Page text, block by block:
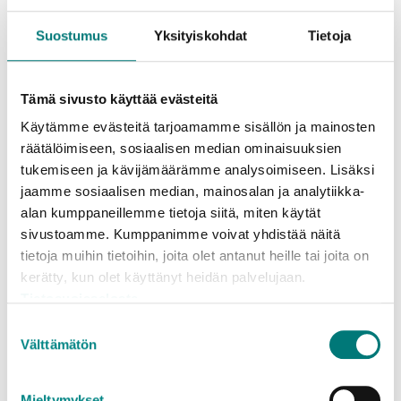
Suostumus Yksityiskohdat Tietoja
Tämä sivusto käyttää evästeitä
Käytämme evästeitä tarjoamamme sisällön ja mainosten
räätälöimiseen, sosiaalisen median ominaisuuksien
tukemiseen ja kävijämäärämme analysoimiseen. Lisäksi
jaamme sosiaalisen median, mainosalan ja analytiikka-
alan kumppaneillemme tietoja siitä, miten käytät
sivustoamme. Kumppanimme voivat yhdistää näitä
tietoja muihin tietoihin, joita olet antanut heille tai joita on
kerätty, kun olet käyttänyt heidän palvelujaan.
valinta
Välttämätön
järkevää kasvihuonekaasupäästöjen valossa.
Monilokerokeräyksessä syntyviä päästöjä verrattiin
järjestelmään, jossa pientaloasujilta kerätään kotoa
vain sekajäte ja asiakkaat vievät itse lajittelemansa
hyötyjätteet ekopisteille. Laskelmat vahvistivat, että
monilokerokokeilun kasvihuonekaasupäästöt olivat
hieman pienemmät kuin verrokkijärjestelmässä.
Asiakasmäärästä ja keräyslogistiikan tehokkuudesta
riippuen monilokerojärjestelmällä olisi mahdollista